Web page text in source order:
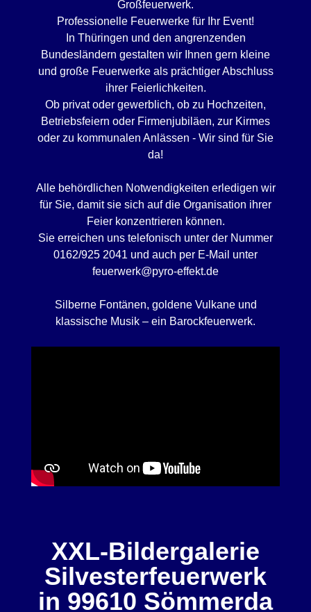
Großfeuerwerk.
Professionelle Feuerwerke für Ihr Event!
In Thüringen und den angrenzenden
Bundesländern gestalten wir Ihnen gern kleine
und große Feuerwerke als prächtiger Abschluss
ihrer Feierlichkeiten.
Ob privat oder gewerblich, ob zu Hochzeiten,
Betriebsfeiern oder Firmenjubiläen, zur Kirmes
oder zu kommunalen Anlässen - Wir sind für Sie
da!
Alle behördlichen Notwendigkeiten erledigen wir
für Sie, damit sie sich auf die Organisation ihrer
Feier konzentrieren können.
Sie erreichen uns telefonisch unter der Nummer
0162/925 2041 und auch per E-Mail unter
feuerwerk@pyro-effekt.de
Silberne Fontänen, goldene Vulkane und
klassische Musik – ein Barockfeuerwerk.
XXL-Bildergalerie
Silvesterfeuerwerk
in 99610 Sömmerda